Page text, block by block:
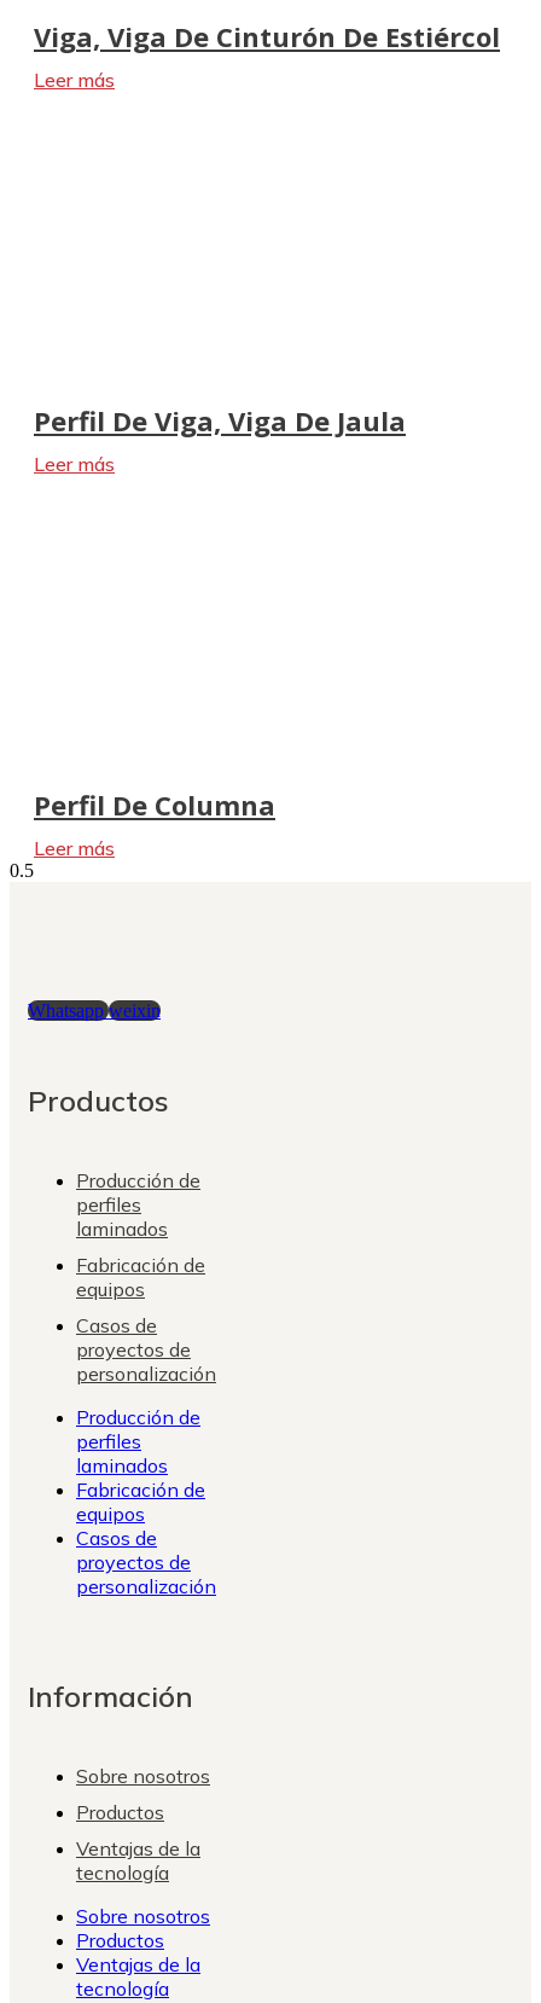
Viga, Viga De Cinturón De Estiércol
Leer más
Perfil De Viga, Viga De Jaula
Leer más
Perfil De Columna
Leer más
Whatsapp weixin
Productos
Producción de
perfiles
laminados
Fabricación de
equipos
Casos de
proyectos de
personalización
Producción de
perfiles
laminados
Fabricación de
equipos
Casos de
proyectos de
personalización
Información
Sobre nosotros
Productos
Ventajas de la
tecnología
Sobre nosotros
Productos
Ventajas de la
tecnología